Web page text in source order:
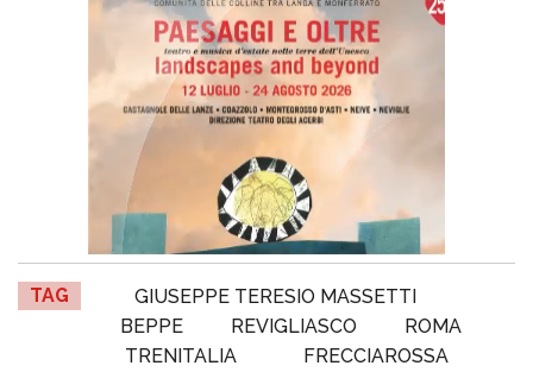
TAG
GIUSEPPE TERESIO MASSETTI
BEPPE
REVIGLIASCO
ROMA
TRENITALIA
FRECCIAROSSA